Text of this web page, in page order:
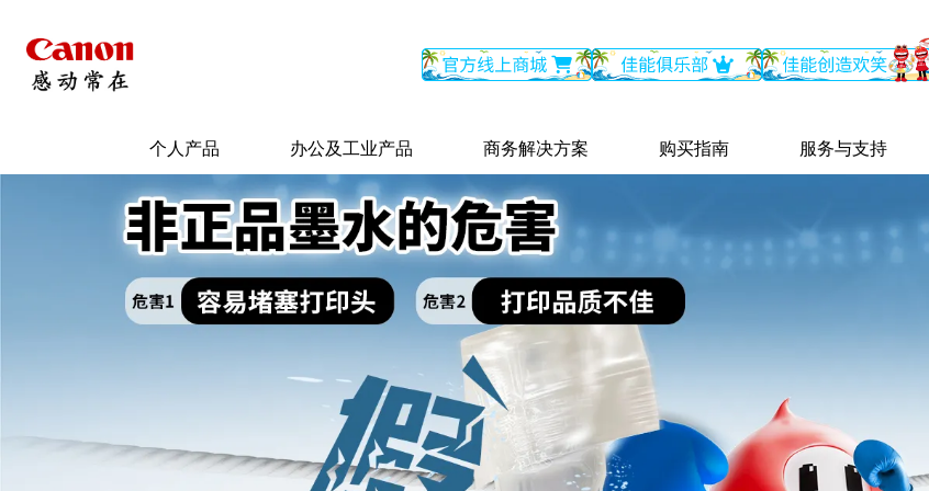
个人产品 办公及工业产品 商务解决方案 购买指南 服务与支持